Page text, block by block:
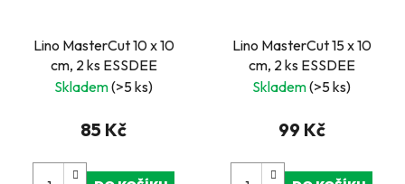
Lino MasterCut 10 x 10
cm, 2 ks ESSDEE
Skladem(>5 ks)
85 Kč
Lino MasterCut 15 x 10
cm, 2 ks ESSDEE
Skladem(>5 ks)
99 Kč